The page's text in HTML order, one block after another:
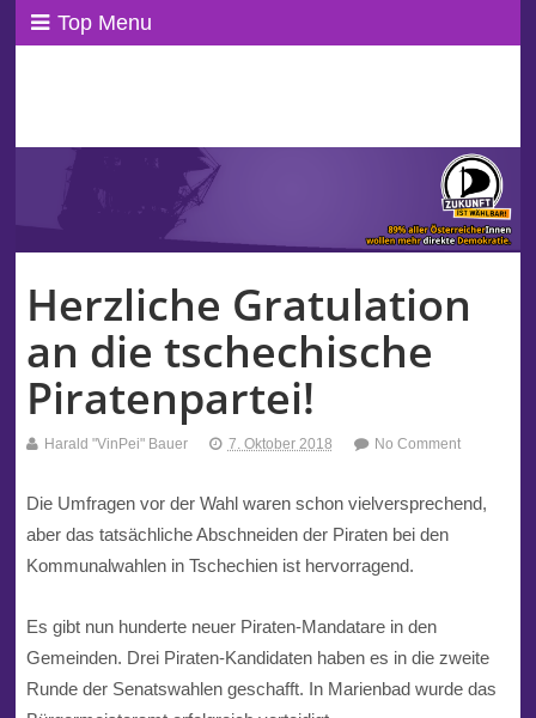
Top Menu
Herzliche Gratulation
an die tschechische
Piratenpartei!
Harald "VinPei" Bauer 7. Oktober 2018 No Comment
Die Umfragen vor der Wahl waren schon vielversprechend,
aber das tatsächliche Abschneiden der Piratenbei den
Kommunalwahlenin Tschechienist hervorragend.
Es gibt nun hunderte neuer Piraten-Mandatare in den
Gemeinden. Drei Piraten-Kandidaten haben es in die zweite
Runde der Senatswahlen geschafft. In Marienbad wurde das